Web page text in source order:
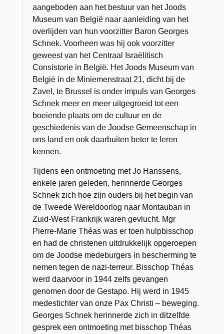
aangeboden aan het bestuur van het Joods
Museum van België naar aanleiding van het
overlijden van hun voorzitter Baron Georges
Schnek. Voorheen was hij ook voorzitter
geweest van het Centraal Israëlitisch
Consistorie in België. Het Joods Museum van
België in de Miniemenstraat 21, dicht bij de
Zavel, te Brussel is onder impuls van Georges
Schnek meer en meer uitgegroeid tot een
boeiende plaats om de cultuur en de
geschiedenis van de Joodse Gemeenschap in
ons land en ook daarbuiten beter te leren
kennen.
Tijdens een ontmoeting met Jo Hanssens,
enkele jaren geleden, herinnerde Georges
Schnek zich hoe zijn ouders bij het begin van
de Tweede Wereldoorlog naar Montauban in
Zuid-West Frankrijk waren gevlucht. Mgr
Pierre-Marie Théas was er toen hulpbisschop
en had de christenen uitdrukkelijk opgeroepen
om de Joodse medeburgers in bescherming te
nemen tegen de nazi-terreur. Bisschop Théas
werd daarvoor in 1944 zelfs gevangen
genomen door de Gestapo. Hij werd in 1945
medestichter van onze Pax Christi – beweging.
Georges Schnek herinnerde zich in ditzelfde
gesprek een ontmoeting met bisschop Théas